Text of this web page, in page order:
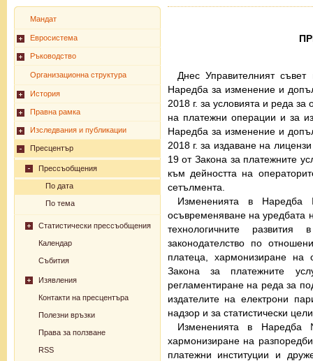
Мандат
Евросистема
Ръководство
Организационна структура
История
Правна рамка
Изследвания и публикации
Пресцентър
Прессъобщения
По дата
По тема
Статистически прессъобщения
Календар
Събития
Изявления
Контакти на пресцентъра
Полезни връзки
Права за ползване
RSS
Днес Управителният
Наредба за изменение и
2018 г. за условията и реда
на платежни операции и за
Наредба за изменение и
2018 г. за издаване на
19 от Закона за платежните
към дейността на
сетълмента.
Измененията в
осъвременяване на уредбата
технологичните
законодателство по
платеца, хармонизиране на
Закона за платежните
регламентиране на реда за
издателите на електрони
надзор и за статистически
Измененията в
хармонизиране на
платежни институции и